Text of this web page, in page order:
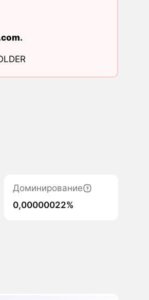
.
Доминирование
0,00000022%